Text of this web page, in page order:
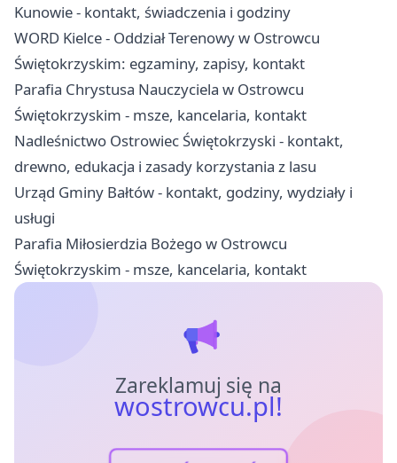
Kunowie - kontakt, świadczenia i godziny
WORD Kielce - Oddział Terenowy w Ostrowcu
Świętokrzyskim: egzaminy, zapisy, kontakt
Parafia Chrystusa Nauczyciela w Ostrowcu
Świętokrzyskim - msze, kancelaria, kontakt
Nadleśnictwo Ostrowiec Świętokrzyski - kontakt,
drewno, edukacja i zasady korzystania z lasu
Urząd Gminy Bałtów - kontakt, godziny, wydziały i
usługi
Parafia Miłosierdzia Bożego w Ostrowcu
Świętokrzyskim - msze, kancelaria, kontakt
Zareklamuj się na
wostrowcu.pl!